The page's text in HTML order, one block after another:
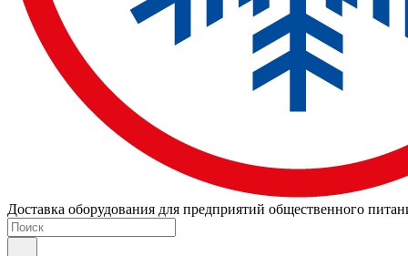
Доставка оборудования для предприятий общественного